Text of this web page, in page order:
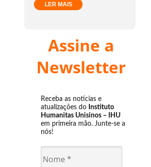
LER MAIS
Assine a
Newsletter
Receba as notícias e
atualizações do Instituto
Humanitas Unisinos – IHU
em primeira mão. Junte-se a
nós!